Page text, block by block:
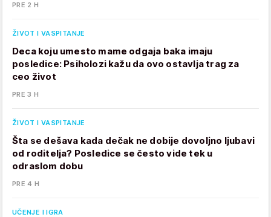
PRE 2 H
ŽIVOT I VASPITANJE
Deca koju umesto mame odgaja baka imaju
posledice: Psiholozi kažu da ovo ostavlja trag za
ceo život
PRE 3 H
ŽIVOT I VASPITANJE
Šta se dešava kada dečak ne dobije dovoljno ljubavi
od roditelja? Posledice se često vide tek u
odraslom dobu
PRE 4 H
UČENJE I IGRA